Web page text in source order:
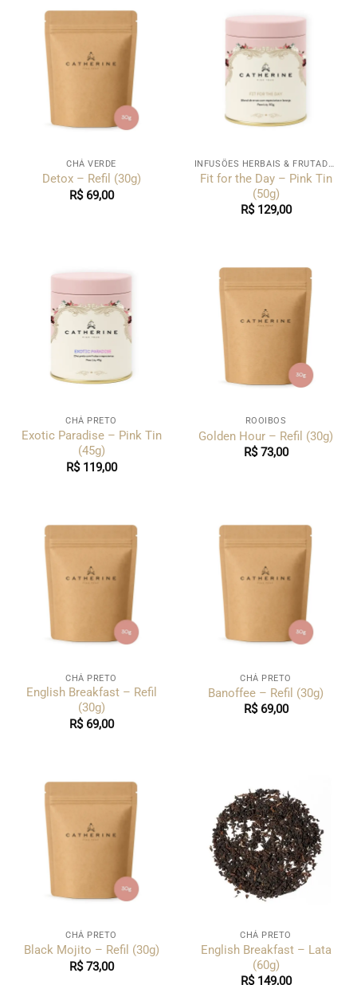
CHÁ VERDE
Detox – Refil (30g)
R$69,00
INFUSÕES HERBAIS & FRUTADAS
Fit for the Day – Pink Tin
(50g)
R$129,00
CHÁ PRETO
Exotic Paradise – Pink Tin
(45g)
R$119,00
ROOIBOS
Golden Hour – Refil (30g)
R$73,00
CHÁ PRETO
English Breakfast – Refil
(30g)
R$69,00
CHÁ PRETO
Banoffee – Refil (30g)
R$69,00
CHÁ PRETO
Black Mojito – Refil (30g)
R$73,00
CHÁ PRETO
English Breakfast – Lata
(60g)
R$149,00